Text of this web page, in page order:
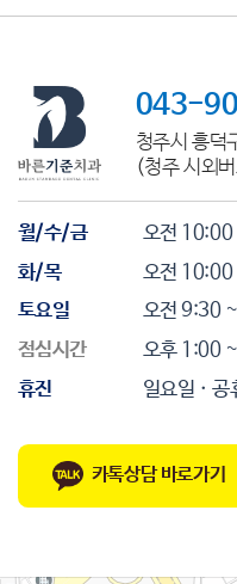
043-
청주시 흥덕
(청주 시외
월/수/금
오전
화/목
오전
토요일
오전 9:30
점심시간
오후 1:00
휴진
일요일 · 공
카톡상담 바로가기